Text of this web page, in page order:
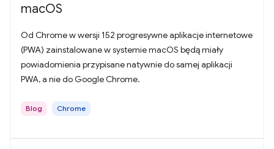
macOS
Od Chrome w wersji 152 progresywne aplikacje internetowe
(PWA) zainstalowane w systemie macOS będą miały
powiadomienia przypisane natywnie do samej aplikacji
PWA, a nie do Google Chrome.
Blog Chrome